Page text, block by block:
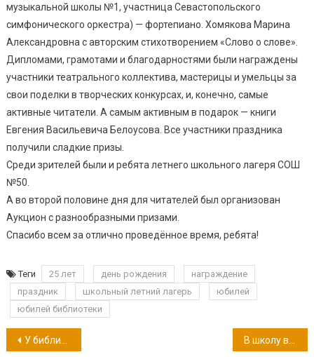
музыкальной школы №1, участница Севастопольского
симфонического оркестра) — фортепиано. Хомякова Марина
Александровна с авторским стихотворением «Слово о слове».
Дипломами, грамотами и благодарностями были награждены
участники театрального коллектива, мастерицы и умельцы за
свои поделки в творческих конкурсах, и, конечно, самые
активные читатели. А самым активным в подарок — книги
Евгения Васильевича Белоусова. Все участники праздника
получили сладкие призы.
Среди зрителей были и ребята летнего школьного лагеря СОШ
№50.
А во второй половине дня для читателей был организован
Аукцион с разнообразными призами.
Спасибо всем за отлично проведённое время, ребята!
Теги 25 лет день рождения
награждение
праздник
школьный летний лагерь
юбилей
юбилей библиотеки
Навигация
У библиотеки юбилей!